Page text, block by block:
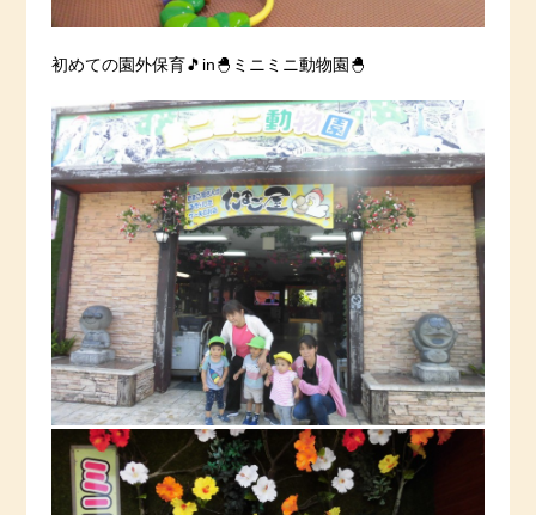
初めての園外保育🎵in🐣ミニミニ動物園🐣